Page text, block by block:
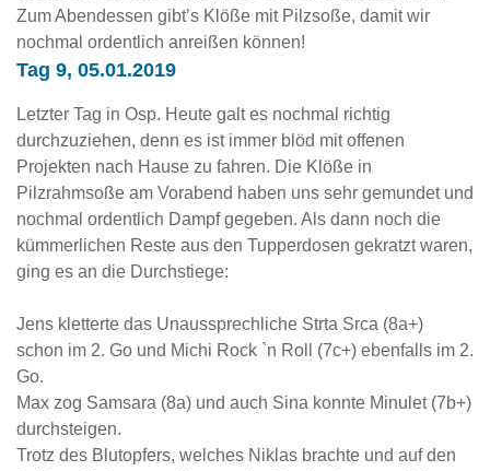
Zum Abendessen gibt’s Klöße mit Pilzsoße, damit wir
nochmal ordentlich anreißen können!
Tag 9, 05.01.2019
Letzter Tag in Osp. Heute galt es nochmal richtig
durchzuziehen, denn es ist immer blöd mit offenen
Projekten nach Hause zu fahren. Die Klöße in
Pilzrahmsoße am Vorabend haben uns sehr gemundet und
nochmal ordentlich Dampf gegeben. Als dann noch die
kümmerlichen Reste aus den Tupperdosen gekratzt waren,
ging es an die Durchstiege:
Jens kletterte das Unaussprechliche Strta Srca (8a+)
schon im 2. Go und Michi Rock `n Roll (7c+) ebenfalls im 2.
Go.
Max zog Samsara (8a) und auch Sina konnte Minulet (7b+)
durchsteigen.
Trotz des Blutopfers, welches Niklas brachte und auf den